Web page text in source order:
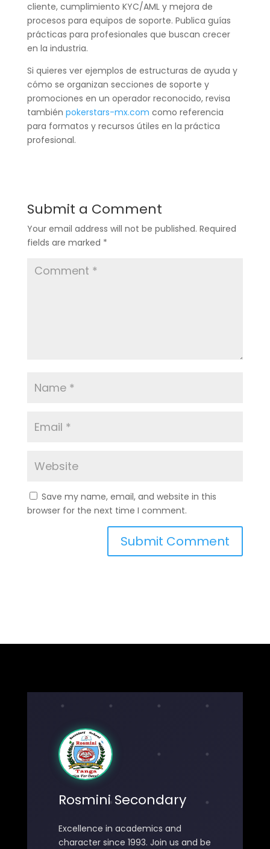
cliente, cumplimiento KYC/AML y mejora de
procesos para equipos de soporte. Publica guías
prácticas para profesionales que buscan crecer
en la industria.
Si quieres ver ejemplos de estructuras de ayuda y
cómo se organizan secciones de soporte y
promociones en un operador reconocido, revisa
también pokerstars-mx.com como referencia
para formatos y recursos útiles en la práctica
profesional.
Submit a Comment
Your email address will not be published. Required
fields are marked *
Save my name, email, and website in this
browser for the next time I comment.
Rosmini Secondary
Excellence in academics and
character since 1993. Join us and be